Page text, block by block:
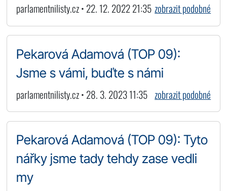
parlamentnilisty.cz • 22. 12. 2022 21:35 zobrazit podobné
Pekarová Adamová (TOP 09):
Jsme s vámi, buďte s námi
parlamentnilisty.cz • 28. 3. 2023 11:35 zobrazit podobné
Pekarová Adamová (TOP 09): Tyto
nářky jsme tady tehdy zase vedli
my